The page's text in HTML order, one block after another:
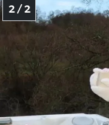
2 / 2